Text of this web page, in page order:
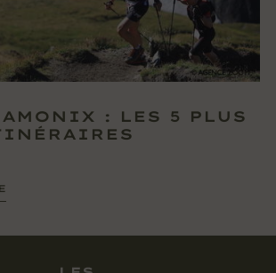
: LES 5 PLUS